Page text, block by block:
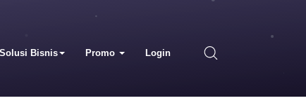
Solusi Bisnis Promo Login